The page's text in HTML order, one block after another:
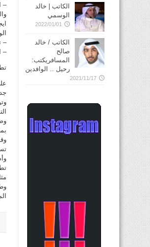
–
–
–
الكاتب | خالد
الوسمي
2022/01/01
الكاتب / خالد
صالح
المسافريكتب:
رحيل .. الوافدين
2021/11/17